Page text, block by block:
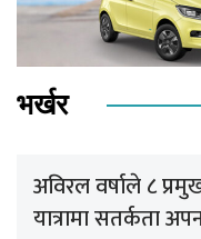
भर्खर
अविरल वर्षाले ८
यात्रामा सतर्कता